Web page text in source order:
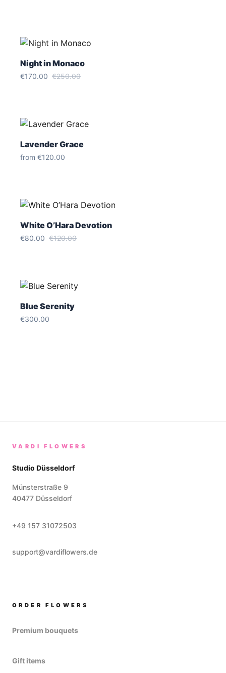
Night in Monaco
€170.00 €250.00
Lavender Grace
from €120.00
White O’Hara Devotion
€80.00 €120.00
Blue Serenity
€300.00
VARDI FLOWERS
Studio Düsseldorf
Münsterstraße 9
40477 Düsseldorf
+49 157 31072503
support@vardiflowers.de
ORDER FLOWERS
Premium bouquets
Gift items